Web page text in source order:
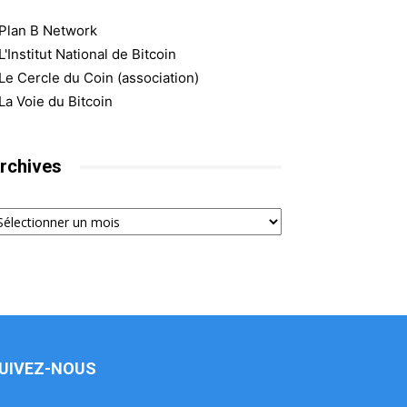
Plan B Network
L'Institut National de Bitcoin
Le Cercle du Coin (association)
La Voie du Bitcoin
NOUS